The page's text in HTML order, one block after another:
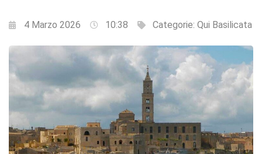
4 Marzo 2026 10:38 Categorie: Qui Basilicata